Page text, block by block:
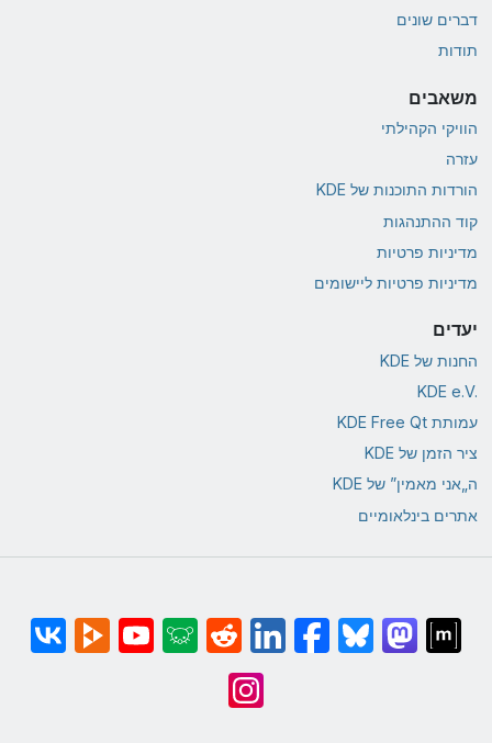
דברים שונים
תודות
משאבים
הוויקי הקהילתי
עזרה
הורדות התוכנות של KDE
קוד ההתנהגות
מדיניות פרטיות
מדיניות פרטיות ליישומים
יעדים
החנות של KDE
KDE e.V.‎
עמותת KDE Free Qt
ציר הזמן של KDE
ה„אני מאמין” של KDE
אתרים בינלאומיים